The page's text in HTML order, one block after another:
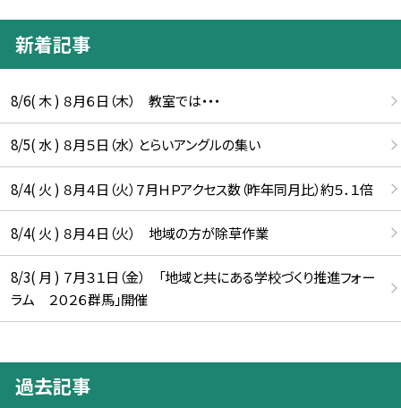
新着記事
8/6( 木 ) ８月６日（木） 教室では・・・
8/5( 水 ) ８月５日（水） とらいアングルの集い
8/4( 火 ) ８月４日（火）７月ＨＰアクセス数（昨年同月比）約５．１倍
8/4( 火 ) ８月４日（火） 地域の方が除草作業
8/3( 月 ) ７月３１日（金） 「地域と共にある学校づくり推進フォー
ラム ２０２６群馬」開催
過去記事